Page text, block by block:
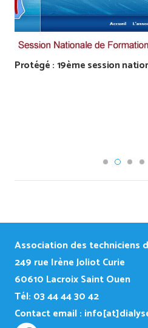
Protégé : 19ème session
Association des techniciens
249 rue Irène Joliot Curie
60610 Lacroix Saint Ouen
Tél: 03 44 44 30 42
Contact email :